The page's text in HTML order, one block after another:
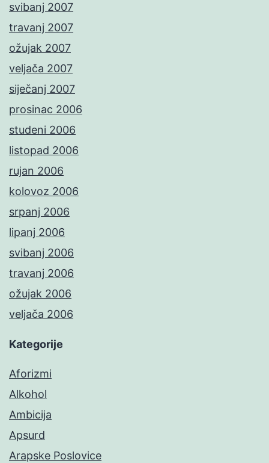
svibanj 2007
travanj 2007
ožujak 2007
veljača 2007
siječanj 2007
prosinac 2006
studeni 2006
listopad 2006
rujan 2006
kolovoz 2006
srpanj 2006
lipanj 2006
svibanj 2006
travanj 2006
ožujak 2006
veljača 2006
Kategorije
Aforizmi
Alkohol
Ambicija
Apsurd
Arapske Poslovice